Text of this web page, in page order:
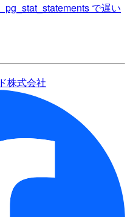
pg_stat_statements で遅い
株式会社